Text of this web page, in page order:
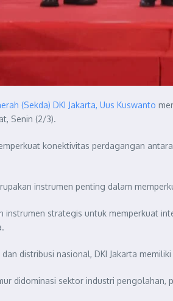
(Sekda) DKI Jakarta, Uus Kuswanto
Senin (2/3).
konektivitas perdagangan
instrumen penting dalam
instrumen strategis untuk memperkuat
distribusi nasional, DKI Jakarta
didominasi sektor industri